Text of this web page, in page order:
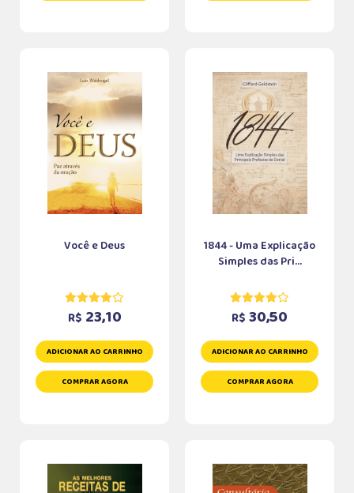
Você e Deus
R$ 23,10
ADICIONAR AO CARRINHO
COMPRAR AGORA
1844 - Uma Explicação
Simples das Pri...
R$ 30,50
ADICIONAR AO CARRINHO
COMPRAR AGORA